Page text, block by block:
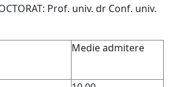
Prof. univ. dr Conf. univ.
Medie admitere